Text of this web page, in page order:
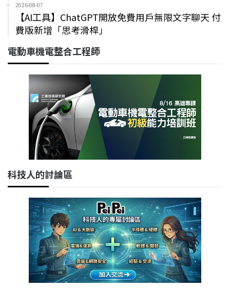
2026-08-07
【AI工具】ChatGPT開放免費用戶無限文字聊天 付
費版新增「思考滑桿」
電動車機電整合工程師
科技人的討論區